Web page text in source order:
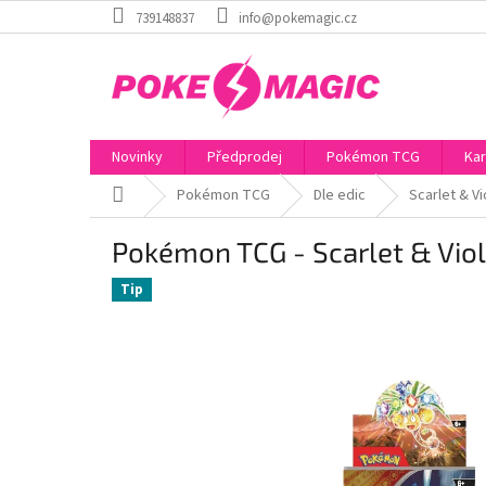
na
739148837 info@pokemagic.cz
Novinky Předprodej Pokémon TCG
Domů Pokémon TCG Dle edic Scarlet &
Pokémon TCG - Scarlet &
Tip